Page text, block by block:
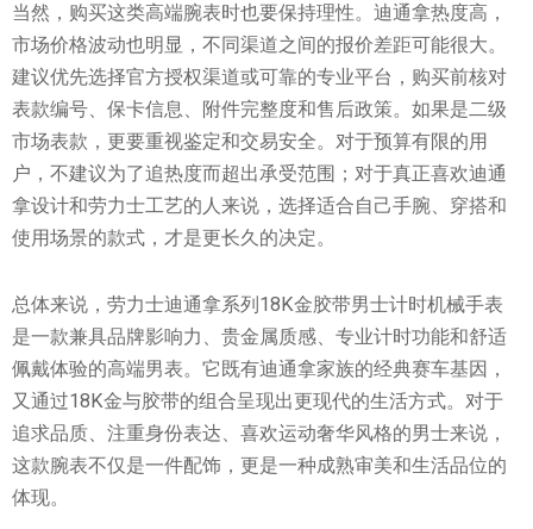
当然，购买这类高端腕表时也要保持理性。迪通拿热度高，
市场价格波动也明显，不同渠道之间的报价差距可能很大。
建议优先选择官方授权渠道或可靠的专业平台，购买前核对
表款编号、保卡信息、附件完整度和售后政策。如果是二级
市场表款，更要重视鉴定和交易安全。对于预算有限的用
户，不建议为了追热度而超出承受范围；对于真正喜欢迪通
拿设计和劳力士工艺的人来说，选择适合自己手腕、穿搭和
使用场景的款式，才是更长久的决定。
总体来说，劳力士迪通拿系列18K金胶带男士计时机械手表
是一款兼具品牌影响力、贵金属质感、专业计时功能和舒适
佩戴体验的高端男表。它既有迪通拿家族的经典赛车基因，
又通过18K金与胶带的组合呈现出更现代的生活方式。对于
追求品质、注重身份表达、喜欢运动奢华风格的男士来说，
这款腕表不仅是一件配饰，更是一种成熟审美和生活品位的
体现。